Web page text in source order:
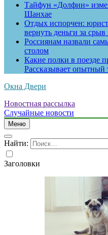
Тайфун «Долфин»
Шанхае
Отдых испорчен:
вернуть деньги за
Россиянам назвали
столом
Какие полки в поезде
Рассказывает опытный
Окна Двери
Новостная рассылка
Случайные новости
Меню
Найти:
Заголовки